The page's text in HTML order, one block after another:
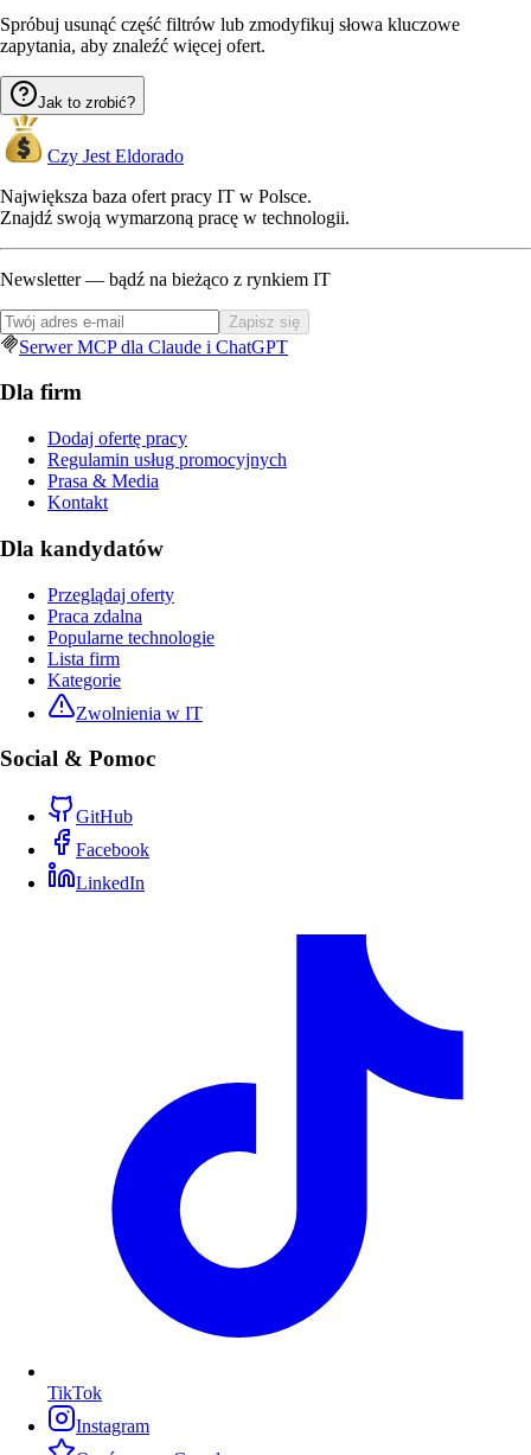
Spróbuj usunąć część filtrów lub zmodyfikuj słowa kluczowe
zapytania, aby znaleźć więcej ofert.
Jak to zrobić?
Czy Jest Eldorado
Największa baza ofert pracy IT w Polsce.
Znajdź swoją wymarzoną pracę w technologii.
Newsletter — bądź na bieżąco z rynkiem IT
Zapisz się
Serwer MCP dla Claude i ChatGPT
Dla firm
Dodaj ofertę pracy
Regulamin usług promocyjnych
Prasa & Media
Kontakt
Dla kandydatów
Przeglądaj oferty
Praca zdalna
Popularne technologie
Lista firm
Kategorie
Zwolnienia w IT
Social & Pomoc
GitHub
Facebook
LinkedIn
TikTok
Instagram